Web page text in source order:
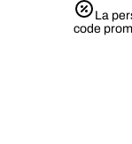
La
code